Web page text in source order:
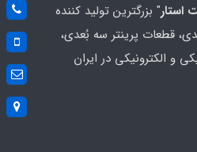
استار" بزرگترین تولید کننده
قطعات پرینتر سه بُعدی،
و الکترونیکی در ایران